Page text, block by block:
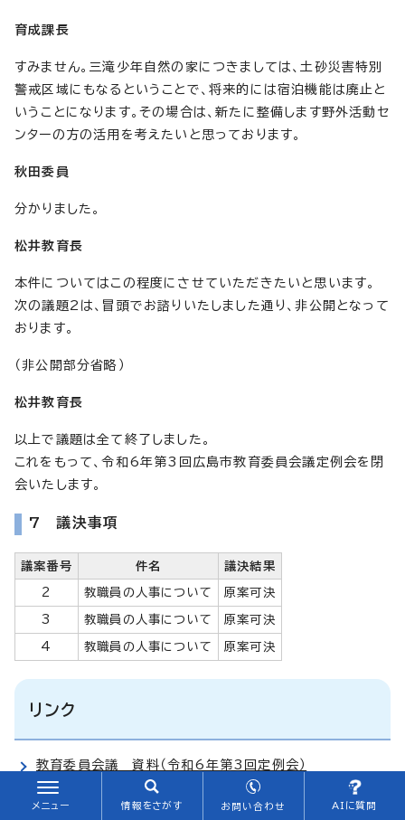
育成課長
すみません。三滝少年自然の家につきましては、土砂災害特別
警戒区域にもなるということで、将来的には宿泊機能は廃止と
いうことになります。その場合は、新たに整備します野外活動セ
ンターの方の活用を考えたいと思っております。
秋田委員
分かりました。
松井教育長
本件についてはこの程度にさせていただきたいと思います。
次の議題2は、冒頭でお諮りいたしました通り、非公開となって
おります。
（非公開部分省略）
松井教育長
以上で議題は全て終了しました。
これをもって、令和6年第3回広島市教育委員会議定例会を閉
会いたします。
7 議決事項
議案番号 件名 議決結果
2 教職員の人事について 原案可決
3 教職員の人事について 原案可決
4 教職員の人事について 原案可決
リンク
教育委員会議 資料（令和6年第3回定例会）
メニュー 情報をさがす お問い合わせ AIに質問